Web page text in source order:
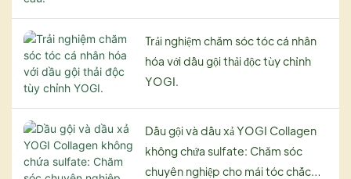
dầu giúp phục hồi tóc hư
tổn, giảm chẻ ngọn và gãy
rụng. Chúng có thể phục
Tăng độ bóng:
Trải nghiệm chăm sóc tóc cá nhân
hóa với dầu gội thải độc tùy chỉnh
YOGI.
Dầu gội và dầu xả YOGI Collagen
không chứa sulfate: Chăm sóc
chuyên nghiệp cho mái tóc chắc